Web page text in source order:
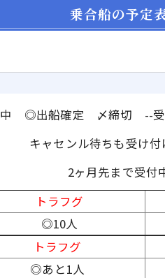
乗合船の予定
◎出船確定 〆締切 --
キャセンル待ちも受け付
2ヶ月先まで受付
トラフグ
◎10人
トラフグ
◎あと1人